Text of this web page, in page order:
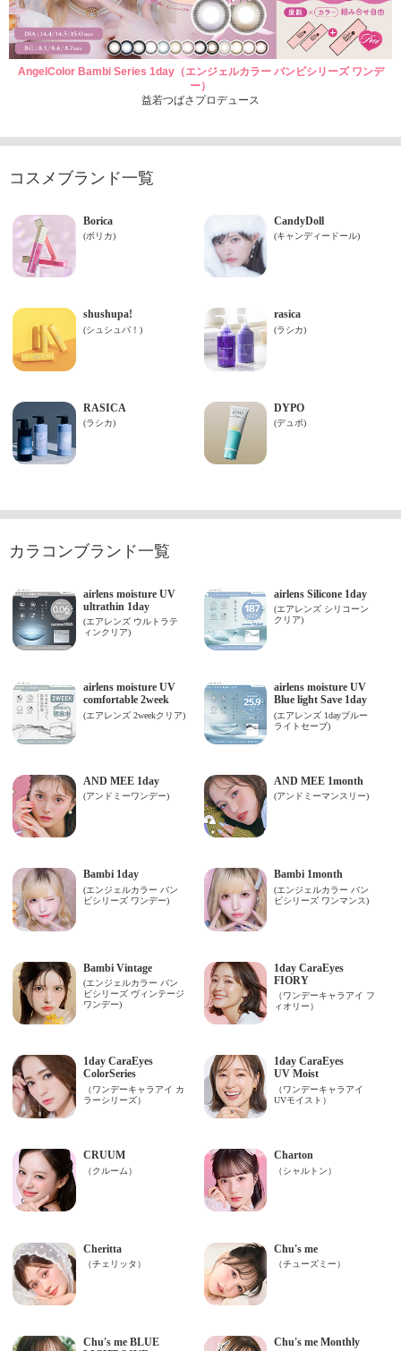
AngelColor Bambi Series 1day（エンジェルカラー バンビシリーズ ワンデ
ー）
益若つばさプロデュース
コスメブランド一覧
カラコンブランド一覧